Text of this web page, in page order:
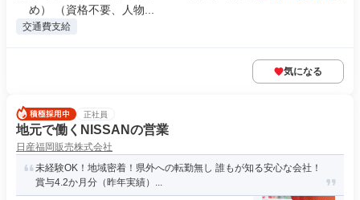
め） （資格不要、人物...
交通費支給
気になる
正社員
地元で働くNISSANの営業
日産福岡販売株式会社
未経験OK！地域密着！県外への転勤無し 誰もが知る安心な会社！
賞与4.2か月分（昨年実績）...